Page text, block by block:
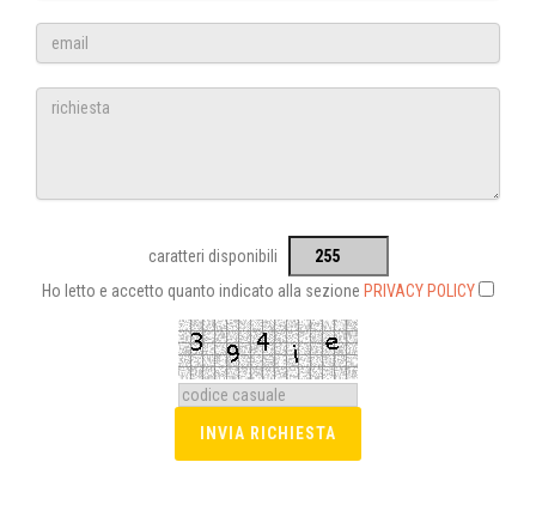
caratteri disponibili
Ho letto e accetto quanto indicato alla sezione PRIVACY POLICY